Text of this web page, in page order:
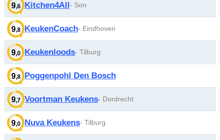
9,6 Kitchen4All- Son
9,8 KeukenCoach- Eindhoven
9,0 Keukenloods- Tilburg
9,8 Poggenpohl Den Bosch
9,7 Voortman Keukens- Dordrecht
9,0 Nuva Keukens- Tilburg